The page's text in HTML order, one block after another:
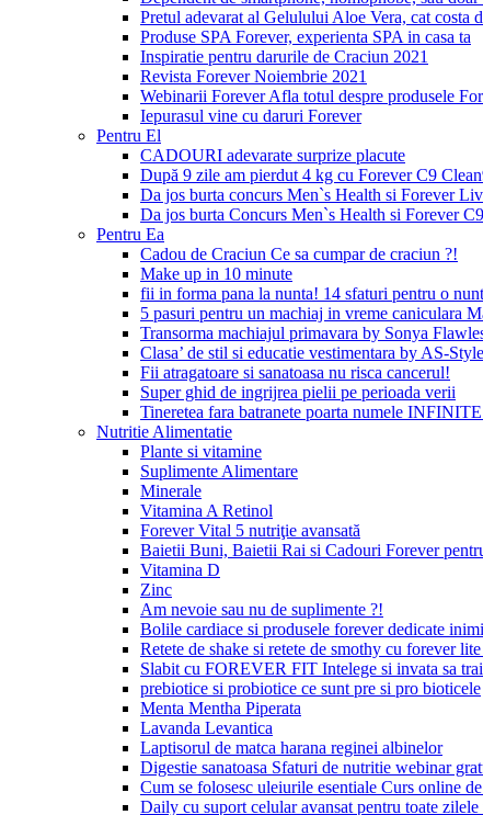
Pretul adevarat al Gelulului Aloe Vera, cat costa
Produse SPA Forever, experienta SPA in casa ta
Inspiratie pentru darurile de Craciun 2021
Revista Forever Noiembrie 2021
Webinarii Forever Afla totul despre produsele
Iepurasul vine cu daruri Forever
Pentru El
CADOURI adevarate surprize placute
După 9 zile am pierdut 4 kg cu Forever C9
Da jos burta concurs Men`s Health si Forever
Da jos burta Concurs Men`s Health si Forever C9
Pentru Ea
Cadou de Craciun Ce sa cumpar de craciun ?!
Make up in 10 minute
fii in forma pana la nunta! 14 sfaturi pentru o
5 pasuri pentru un machiaj in vreme caniculara
Transorma machiajul primavara by Sonya
Clasa’ de stil si educatie vestimentara by AS-
Fii atragatoare si sanatoasa nu risca cancerul!
Super ghid de ingrijrea pielii pe perioada verii
Tineretea fara batranete poarta numele
Nutritie Alimentatie
Plante si vitamine
Suplimente Alimentare
Minerale
Vitamina A Retinol
Forever Vital 5 nutriţie avansată
Baietii Buni, Baietii Rai si Cadouri Forever
Vitamina D
Zinc
Am nevoie sau nu de suplimente ?!
Bolile cardiace si produsele forever dedicate
Retete de shake si retete de smothy cu forever
Slabit cu FOREVER FIT Intelege si invata sa
prebiotice si probiotice ce sunt pre si pro bioticele
Menta Mentha Piperata
Lavanda Levantica
Laptisorul de matca harana reginei albinelor
Digestie sanatoasa Sfaturi de nutritie webinar
Cum se folosesc uleiurile esentiale Curs online
Daily cu suport celular avansat pentru toate zilele